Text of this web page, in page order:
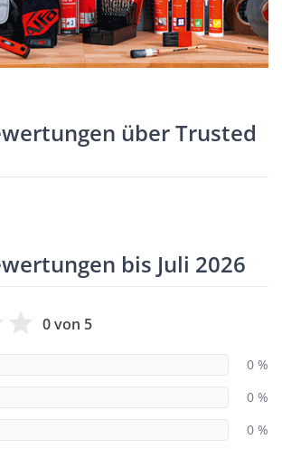
über Trusted
bis Juli 2026
0 von 5
0 %
0 %
0 %